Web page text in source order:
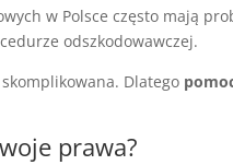
w Polsce często mają
odszkodowawczej.
Dlatego
prawa?